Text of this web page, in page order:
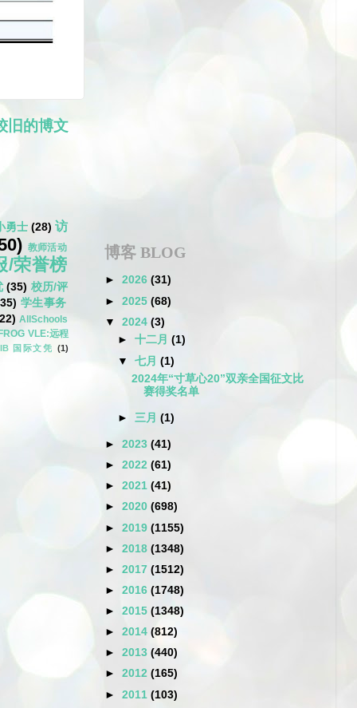
旧的博文
勇士 (28) 访
教师活动
/荣誉榜
(35) 校历/评
学生事务
AllSchools
VLE:远程
IB 国际文凭 (1)
博客 BLOG
► 2026 (31)
► 2025 (68)
▼ 2024 (3)
►十二月(1)
▼七月(1)
2024年“寸草心20”双亲全国征文比
赛得奖名单
►三月(1)
► 2023 (41)
► 2022 (61)
► 2021 (41)
► 2020 (698)
► 2019 (1155)
► 2018 (1348)
► 2017 (1512)
► 2016 (1748)
► 2015 (1348)
► 2014 (812)
► 2013 (440)
► 2012 (165)
► 2011 (103)